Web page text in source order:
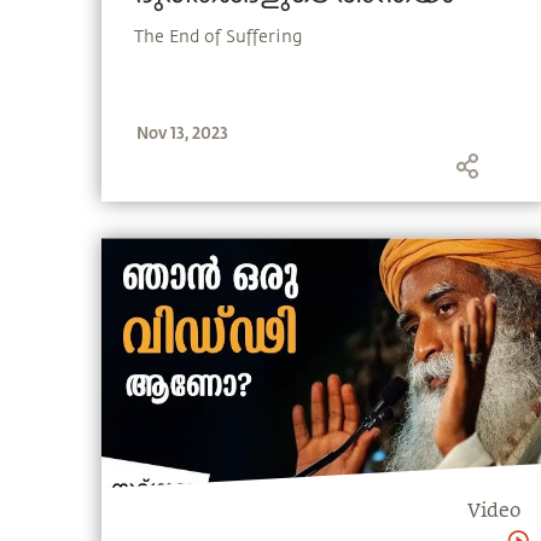
The End of Suffering
Nov 13, 2023
Video